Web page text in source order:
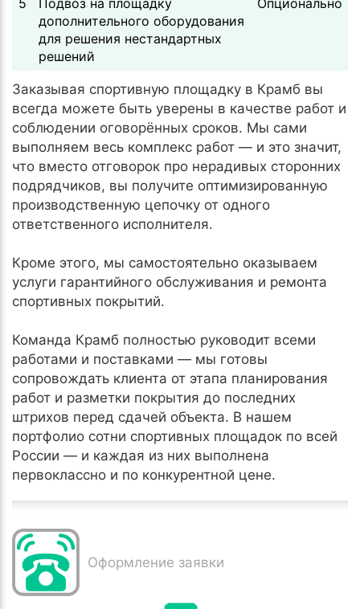
5
Подвоз на площадку
дополнительного оборудования
для решения нестандартных
решений
Опционально
Заказывая спортивную площадку в Крамб вы
всегда можете быть уверены в качестве работ и
соблюдении оговорённых сроков. Мы сами
выполняем весь комплекс работ — и это значит,
что вместо отговорок про нерадивых сторонних
подрядчиков, вы получите оптимизированную
производственную цепочку от одного
ответственного исполнителя.
Кроме этого, мы самостоятельно оказываем
услуги гарантийного обслуживания и ремонта
спортивных покрытий.
Команда Крамб полностью руководит всеми
работами и поставками — мы готовы
сопровождать клиента от этапа планирования
работ и разметки покрытия до последних
штрихов перед сдачей объекта. В нашем
портфолио сотни спортивных площадок по всей
России — и каждая из них выполнена
первоклассно и по конкурентной цене.
Оформление заявки